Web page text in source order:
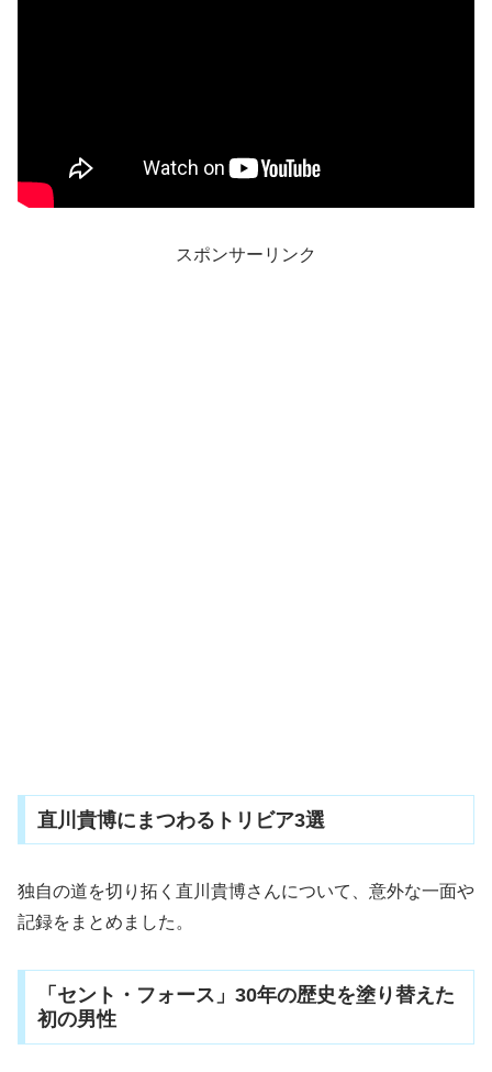
スポンサーリンク
直川貴博にまつわるトリビア3選
独自の道を切り拓く直川貴博さんについて、意外な一面や
記録をまとめました。
「セント・フォース」30年の歴史を塗り替えた
初の男性